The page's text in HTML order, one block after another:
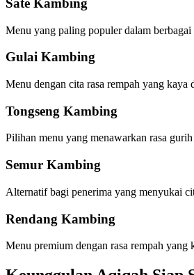
Sate Kambing
Menu yang paling populer dalam berbagai
Gulai Kambing
Menu dengan cita rasa rempah yang kaya
Tongseng Kambing
Pilihan menu yang menawarkan rasa
Semur Kambing
Alternatif bagi penerima yang menyukai
Rendang Kambing
Menu premium dengan rasa rempah yang